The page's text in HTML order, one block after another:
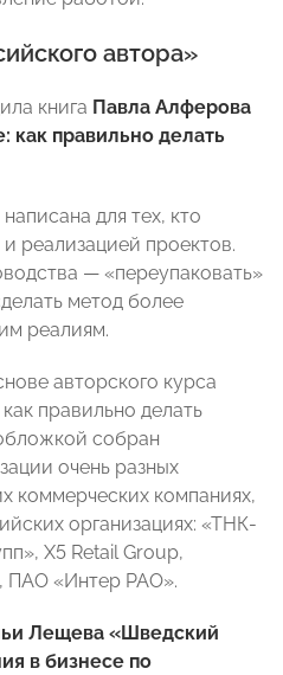
автора»
книга Павла Алферова
как правильно делать
для тех, кто
реализацией проектов.
— «переупаковать»
метод более
реалиям.
авторского курса
правильно делать
собран
очень разных
коммерческих компаниях,
организациях: «ТНК-
X5 Retail Group,
ПАО «Интер РАО».
Лещева «Шведский
в бизнесе по